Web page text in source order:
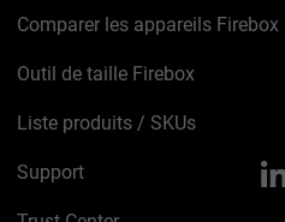
Comparer les appareils Firebox
Outil de taille Firebox
Liste produits / SKUs
Support